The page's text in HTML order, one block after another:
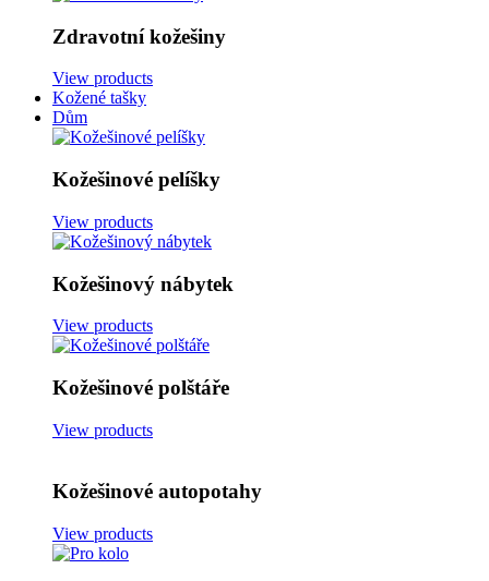
Zdravotní kožešiny
View products
Kožené tašky
Dům
Kožešinové pelíšky
View products
Kožešinový nábytek
View products
Kožešinové polštáře
View products
Kožešinové autopotahy
View products